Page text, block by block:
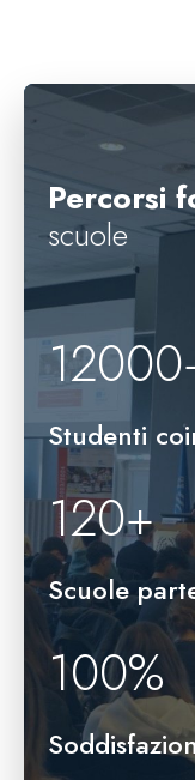
Percorsi
scuole
12000
Studenti
120+
Scuole
100%